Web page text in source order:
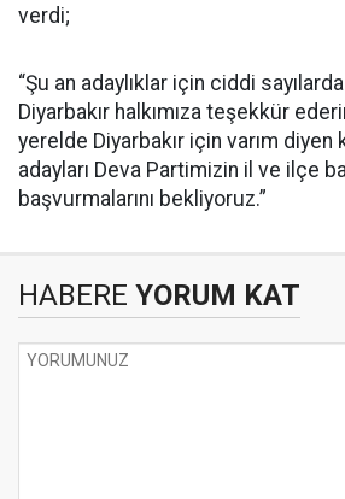
verdi;
“Şu an adaylıklar için ciddi
Diyarbakır halkımıza teşekkür
yerelde Diyarbakır için varım diyen
adayları Deva Partimizin il ve ilçe
başvurmalarını bekliyoruz.”
HABERE YORUM KAT